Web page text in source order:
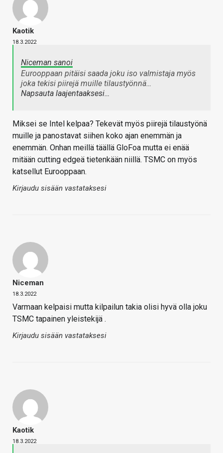
Kaotik
18.3.2022
Niceman sanoi
Eurooppaan pitäisi saada joku iso valmistaja myös
joka tekisi piirejä muille tilaustyönnä…
Napsauta laajentaaksesi…
Miksei se Intel kelpaa? Tekevät myös piirejä tilaustyönä
muille ja panostavat siihen koko ajan enemmän ja
enemmän. Onhan meillä täällä GloFoa mutta ei enää
mitään cutting edgeä tietenkään niillä. TSMC on myös
katsellut Eurooppaan.
Kirjaudu sisään vastataksesi
Niceman
18.3.2022
Varmaan kelpaisi mutta kilpailun takia olisi hyvä olla joku
TSMC tapainen yleistekijä .
Kirjaudu sisään vastataksesi
Kaotik
18.3.2022